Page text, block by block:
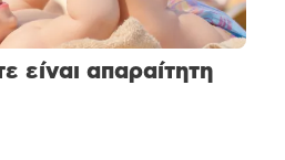
είναι απαραίτητη